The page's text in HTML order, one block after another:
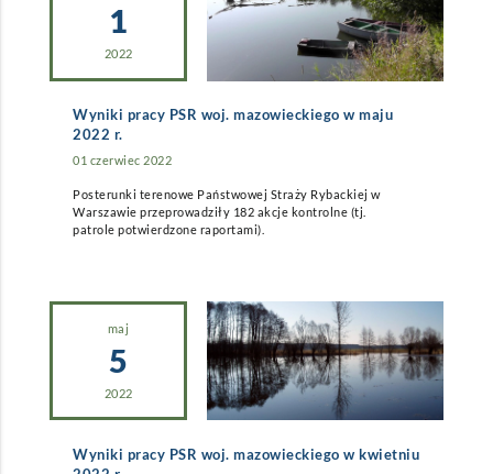
1
2022
Wyniki pracy PSR woj. mazowieckiego w maju
2022 r.
01 czerwiec 2022
Posterunki terenowe Państwowej Straży Rybackiej w
Warszawie przeprowadziły 182 akcje kontrolne (tj.
patrole potwierdzone raportami).
maj
5
2022
Wyniki pracy PSR woj. mazowieckiego w kwietniu